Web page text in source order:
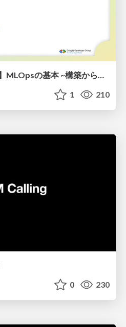
【初心者向け勉強会#9】MLOpsの基本 ~構築から運用まで~ / MLOps Basics: From Development to Operations
1 210
0 230